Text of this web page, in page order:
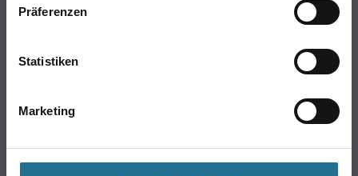
Präferenzen
Statistiken
Marketing
Farbe
Trockenbau
Wand- & Deckenbeläge
Werkzeug & Maschinen
Verbrauchsmaterialien